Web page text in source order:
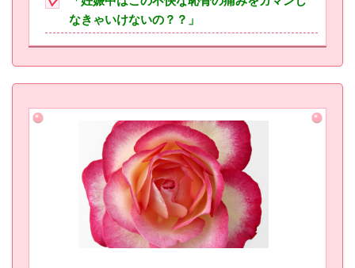
なきゃいけないの？？」